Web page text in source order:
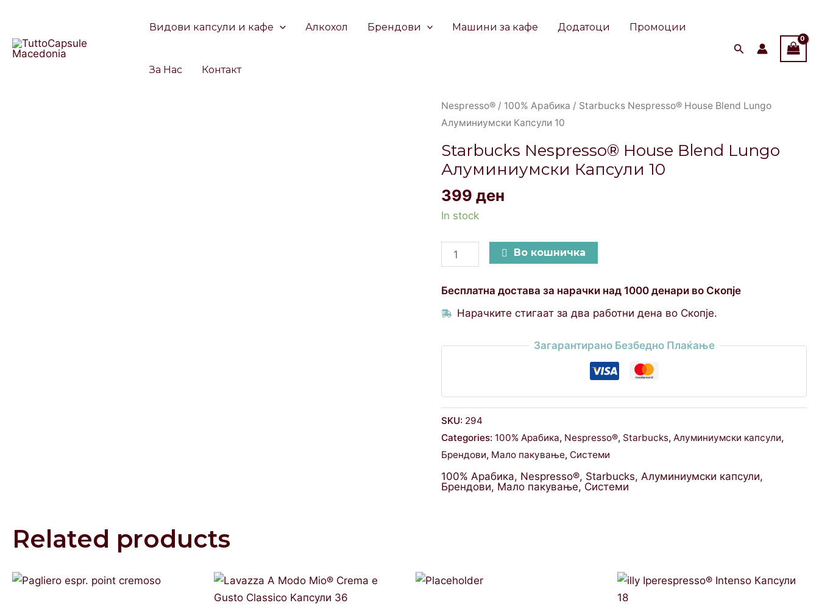
content
Видови капсули и кафе Алкохол Брендови Машини за кафе Додатоци Промоции
За Нас Контакт
Nespresso® / 100% Арабика / Starbucks Nespresso® House Blend Lungo
Алуминиумски Капсули 10
Starbucks Nespresso® House Blend Lungo
Алуминиумски Капсули 10
399ден
In stock
Starbucks
Nespresso®
Blend
Lungo
Алуминиумски
quantity
Во кошничка
Бесплатна достава за нарачки над 1000 денари во Скопје
Нарачките стигаат за два работни дена во Скопје.
Загарантирано Безбедно Плаќање
SKU: 294
Categories: 100% Арабика, Nespresso®, Starbucks,Алуминиумски капсули,
Брендови, Мало пакување, Системи
100% Арабика, Nespresso®, Starbucks, Алуминиумски капсули,
Брендови, Мало пакување, Системи
Related products
Lungo